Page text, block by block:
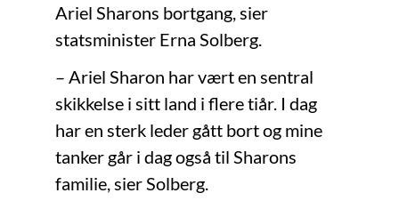
Ariel Sharons bortgang, sier
statsminister Erna Solberg.
– Ariel Sharon har vært en sentral
skikkelse i sitt land i flere tiår. I dag
har en sterk leder gått bort og mine
tanker går i dag også til Sharons
familie, sier Solberg.